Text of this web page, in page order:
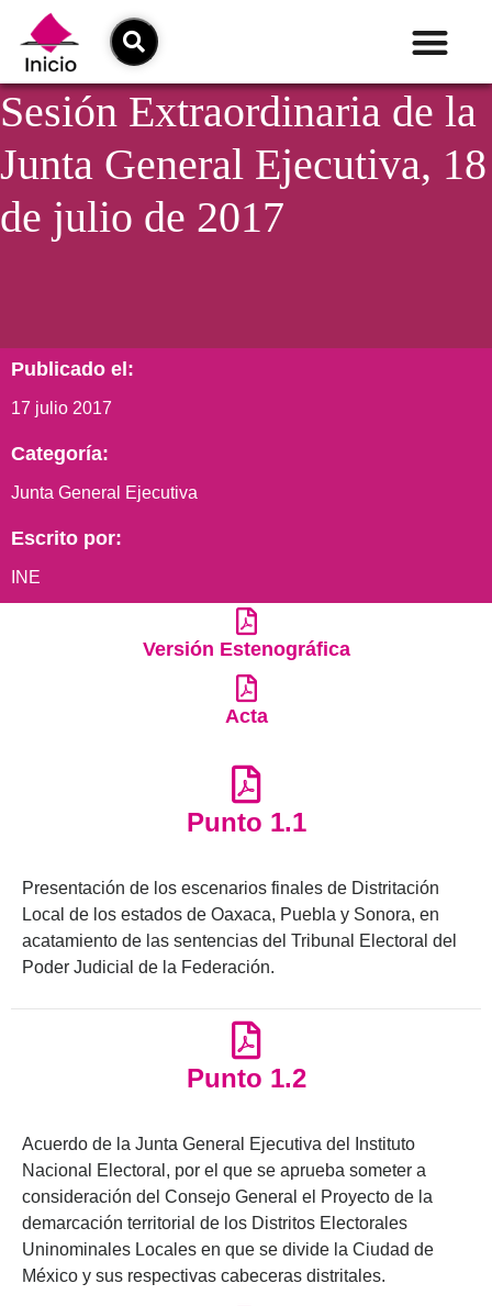
Sesión Extraordinaria de la
Junta General Ejecutiva, 18
de julio de 2017
Publicado el:
17 julio 2017
Categoría:
Junta General Ejecutiva
Escrito por:
INE
Versión Estenográfica
Acta
Punto 1.1
Presentación de los escenarios finales de Distritación
Local de los estados de Oaxaca, Puebla y Sonora, en
acatamiento de las sentencias del Tribunal Electoral del
Poder Judicial de la Federación.
Punto 1.2
Acuerdo de la Junta General Ejecutiva del Instituto
Nacional Electoral, por el que se aprueba someter a
consideración del Consejo General el Proyecto de la
demarcación territorial de los Distritos Electorales
Uninominales Locales en que se divide la Ciudad de
México y sus respectivas cabeceras distritales.